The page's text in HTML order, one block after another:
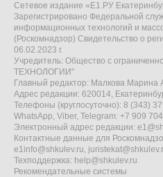
Сетевое издание «Е1.РУ
Зарегистрировано Федеральной
информационных технологий и
(Роскомнадзор) Свидетельство о
06.02.2023 г.
Учредитель: Общество с
ТЕХНОЛОГИИ"
Главный редактор: Малкова Марина
Адрес редакции: 620014,
Телефоны (круглосуточно): 8 (343)
WhatsApp, Viber, Telegram: +7 909
Электронный адрес редакции:
Контактные данные для
e1info@shkulev.ru,
Техподдержка: help@shkulev.ru
Рекомендательные системы